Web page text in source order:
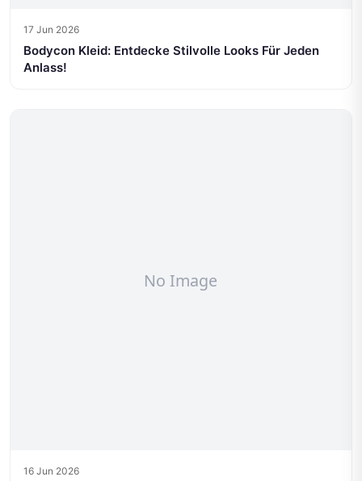
17 Jun 2026
Bodycon Kleid: Entdecke Stilvolle Looks Für Jeden
Anlass!
16 Jun 2026